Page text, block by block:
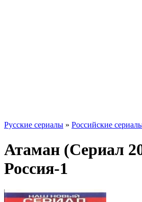
Русские сериалы » Российские
Атаман (Сериал
Россия-1